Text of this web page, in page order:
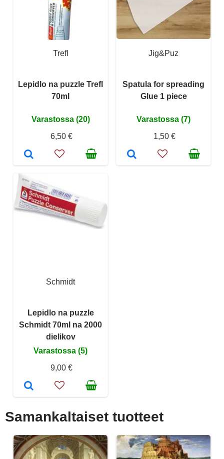
Trefl
Lepidlo na puzzle Trefl
70ml
Varastossa (20)
6,50 €
Jig&Puz
Spatula for spreading
Glue 1 piece
Varastossa (7)
1,50 €
Schmidt
Lepidlo na puzzle
Schmidt 70ml na 2000
dielikov
Varastossa (5)
9,00 €
Samankaltaiset tuotteet